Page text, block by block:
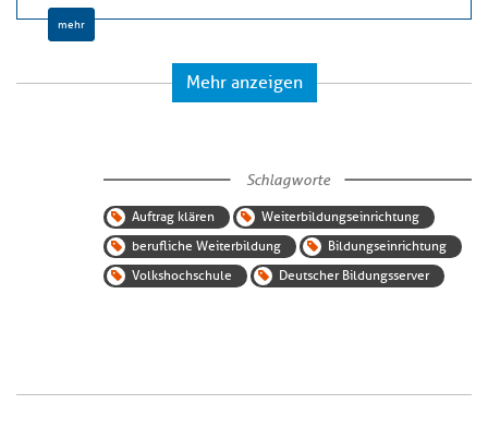
mehr
Mehr anzeigen
Schlagworte
Auftrag klären
Weiterbildungseinrichtung
berufliche Weiterbildung
Bildungseinrichtung
Volkshochschule
Deutscher Bildungsserver